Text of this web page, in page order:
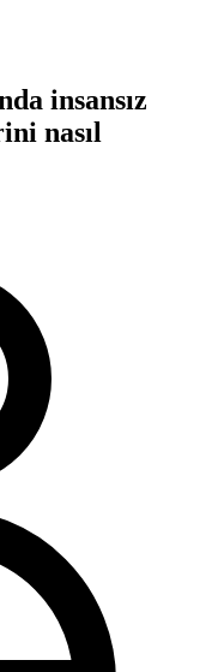
insansız
nasıl